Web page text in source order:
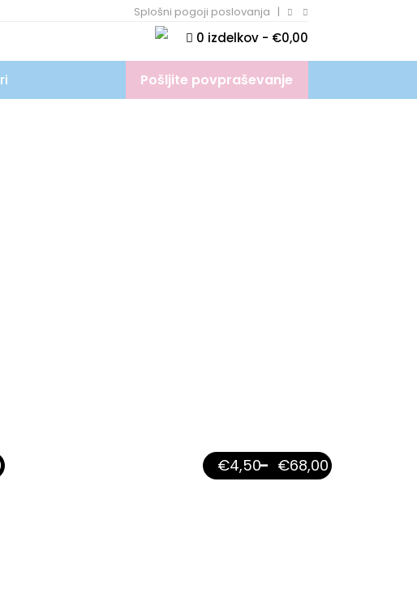
Splošni pogoji poslovanja |  
0 izdelkov €0,00
Pošljite povpraševanje
€4,50– €68,00